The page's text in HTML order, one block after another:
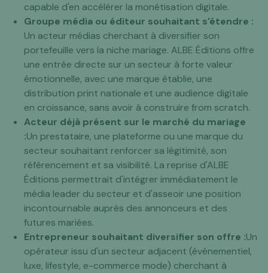
capable d'en accélérer la monétisation digitale.
Groupe média ou éditeur souhaitant s'étendre :
Un acteur médias cherchant à diversifier son
portefeuille vers la niche mariage. ALBE Éditions offre
une entrée directe sur un secteur à forte valeur
émotionnelle, avec une marque établie, une
distribution print nationale et une audience digitale
en croissance, sans avoir à construire from scratch.
Acteur déjà présent sur le marché du mariage
:Un prestataire, une plateforme ou une marque du
secteur souhaitant renforcer sa légitimité, son
référencement et sa visibilité. La reprise d'ALBE
Éditions permettrait d'intégrer immédiatement le
média leader du secteur et d'asseoir une position
incontournable auprès des annonceurs et des
futures mariées.
Entrepreneur souhaitant diversifier son offre :Un
opérateur issu d'un secteur adjacent (événementiel,
luxe, lifestyle, e-commerce mode) cherchant à